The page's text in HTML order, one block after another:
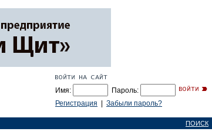
Имя:
Пароль:
Регистрация
Забыли пароль?
ПОИСК